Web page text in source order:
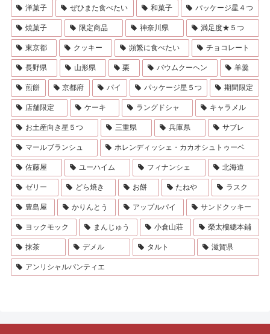
洋菓子 ぜひまた食べたい 和菓子 パッケージ星４つ
焼菓子 限定商品 神奈川県 満足度★５つ
東京都 クッキー 頻繁に食べたい チョコレート
長野県 山形県 栗 バウムクーヘン 羊羹
煎餅 京都府 パイ パッケージ星５つ 期間限定
店舗限定 ケーキ ラングドシャ キャラメル
お土産向き星５つ 三重県 兵庫県 サブレ
マールブランシュ ホレンディッシェ・カカオシュトゥーベ
佐藤屋 ユーハイム フィナンシェ 北海道
ゼリー どら焼き お餅 たねや ラスク
豊島屋 かりんとう アップルパイ サンドクッキー
ヨックモック まんじゅう 小倉山荘 榮太樓總本鋪
抹茶 デメル タルト 滋賀県
アンリシャルパンティエ